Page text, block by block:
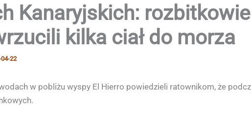
Kanaryjskich:
kilka ciał do morza
22
w pobliżu wyspy El Hierro powiedzieli ratownikom, że